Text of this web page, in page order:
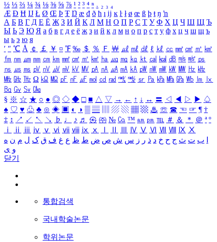
½ ⅓ ⅔ ¼ ¾ ⅛ ⅜ ⅝ ⅞ ¹ ² ³ ⁴ ⁿ ₁ ₂ ₃ ₄
Æ Ð Ħ Ĳ Ł Ø Œ Þ Ŧ Ŋ æ đ ð ħ ı ĳ ĸ ŀ ł ø œ ß þ ŧ ŋ ŉ
А Б В Г Д Е Ё Ж З И Й К Л М Н О П Р С Т У Ф Х Ц Ч Ш Щ Ъ
Ы Ь Э Ю Я а б в г д е ё ж з и й к л м н о п р с т у ф х ц ч ш щ ъ
ы ь э ю я
′ ″ ℃ Å ￠ ￡ ￥ ¤ ℉ ‰ ＄ ％ Ｆ ￦ ㎕ ㎖ ㎗ ℓ ㎘ ㏄ ㎣ ㎤ ㎥ ㎦
㎙ ㎚ ㎛ ㎜ ㎝ ㎞ ㎟ ㎠ ㎡ ㎢ ㏊ ㎍ ㎎ ㎏ ㏏ ㎈ ㎉ ㏈ ㎧ ㎨ ㎰
㎱ ㎲ ㎳ ㎴ ㎵ ㎶ ㎷ ㎸ ㎹ ㎀ ㎁ ㎂ ㎃ ㎄ ㎺ ㎻ ㎽ ㎾ ㎿ ㎐ ㎑
㎒ ㎓ ㎔ Ω ㏀ ㏁ ㎊ ㎋ ㎌ ㏖ ㏅ ㎭ ㎮ ㎯ ㏛ ㎩ ㎪ ㎫ ㎬ ㏝ ㏐
㏓
㏃ ㏉ ㏜ ㏆
§ ※ ☆ ★ ○ ● ◎ ◇ ◆ □ ■ △ ▽ → ← ↑ ↓ ↔ 〓 ◁ ◀ ▷ ▶ ♤
♠ ♡ ♥ ♧ ♣ ⊙ ◈ ▣ ◐ ◑ ▒ ▤ ▨ ▧ ▦ ▩ ♨ ☏ ☎ ☜ ☞ ¶ †
‡ ↕ ↗ ↙ ↖ ↘ ♭ ♩ ♪ ♬ ㉿ ㈜ № ㏇ ™ ㏂ ㏘ ℡ ＃ ＆ ＊ ＠ ª º
ⅰ
ⅱ ⅲ ⅳ ⅴ ⅵ ⅶ ⅷ ⅸ ⅹ Ⅳ Ⅴ Ⅵ Ⅶ Ⅷ Ⅸ Ⅹ
ب ت ث ج ح خ د ذ ر ز س ش ص ض ط ظ ع غ ف ق ک ل م ن ه
و ی
닫기
통합검색
국내학술논문
학위논문